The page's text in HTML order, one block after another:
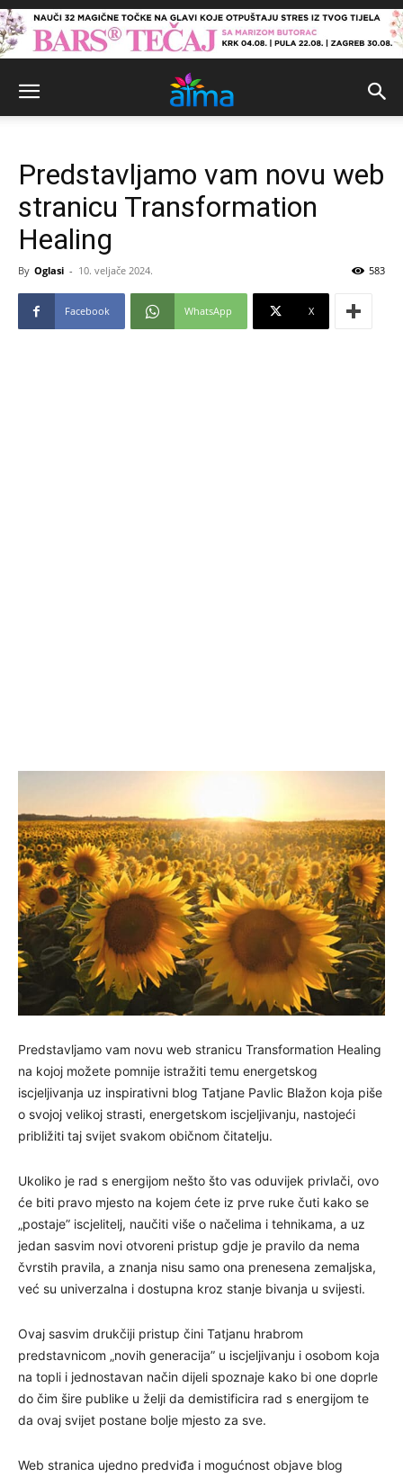
Predstavljamo vam novu web
stranicu Transformation
Healing
By Oglasi - 10. veljače 2024. 583
Facebook WhatsApp X
Predstavljamo vam novu web stranicu Transformation Healing
na kojoj možete pomnije istražiti temu energetskog
iscjeljivanja uz inspirativni blog Tatjane Pavlic Blažon koja piše
o svojoj velikoj strasti, energetskom iscjeljivanju, nastojeći
približiti taj svijet svakom običnom čitatelju.
Ukoliko je rad s energijom nešto što vas oduvijek privlači, ovo
će biti pravo mjesto na kojem ćete iz prve ruke čuti kako se
„postaje” iscjelitelj, naučiti više o načelima i tehnikama, a uz
jedan sasvim novi otvoreni pristup gdje je pravilo da nema
čvrstih pravila, a znanja nisu samo ona prenesena zemaljska,
već su univerzalna i dostupna kroz stanje bivanja u svijesti.
Ovaj sasvim drukčiji pristup čini Tatjanu hrabrom
predstavnicom „novih generacija” u iscjeljivanju i osobom koja
na topli i jednostavan način dijeli spoznaje kako bi one doprle
do čim šire publike u želji da demistificira rad s energijom te
da ovaj svijet postane bolje mjesto za sve.
Web stranica ujedno predviđa i mogućnost objave blog